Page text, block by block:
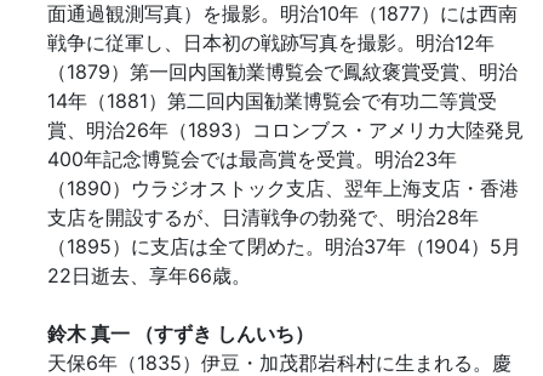
面通過観測写真）を撮影。明治10年（1877）には西南
戦争に従軍し、日本初の戦跡写真を撮影。明治12年
（1879）第一回内国勧業博覧会で鳳紋褒賞受賞、明治
14年（1881）第二回内国勧業博覧会で有功二等賞受
賞、明治26年（1893）コロンブス・アメリカ大陸発見
400年記念博覧会では最高賞を受賞。明治23年
（1890）ウラジオストック支店、翌年上海支店・香港
支店を開設するが、日清戦争の勃発で、明治28年
（1895）に支店は全て閉めた。明治37年（1904）5月
22日逝去、享年66歳。
鈴木 真一 （すずき しんいち）
天保6年（1835）伊豆・加茂郡岩科村に生まれる。慶